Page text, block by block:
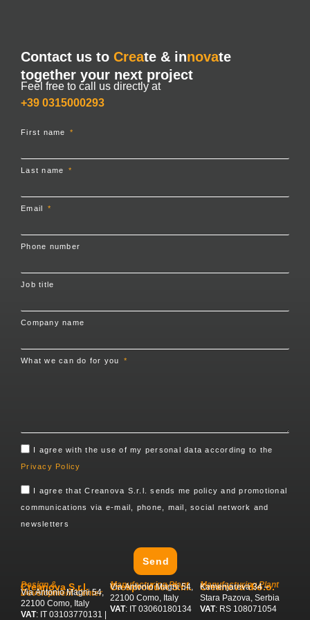
Contact us to Create & innovate
together your next project
Feel free to call us directly at
+39 0315000293
First name
Last name
Email
Phone number
Job title
Company name
What we can do for you
I agree with the use of my personal data according to the
Privacy Policy
I agree that Creanova S.r.l. sends me policy and promotional
communications via e-mail, phone, mail, social network and
newsletters
Send
Creanova S.r.l.
Design &
Development Center
Via Antonio Magni 54,
22100 Como, Italy
VAT: IT 03103770131 |
Creaproduct S.r.l.
Manufacturing Plant
Via Antonio Magni 54,
22100 Como, Italy
VAT: IT 03060180134
Creanova d.o.o.
Manufacturing Plant
Kamenjareva 34 –
Stara Pazova, Serbia
VAT: RS 108071054